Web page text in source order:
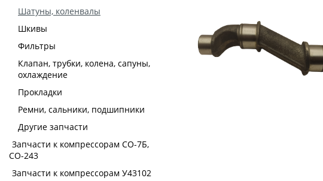
Шатуны, коленвалы
Шкивы
Фильтры
Клапан, трубки, колена, сапуны,
охлаждение
Прокладки
Ремни, сальники, подшипники
Другие запчасти
Запчасти к компрессорам СО-7Б,
СО-243
Запчасти к компрессорам У43102